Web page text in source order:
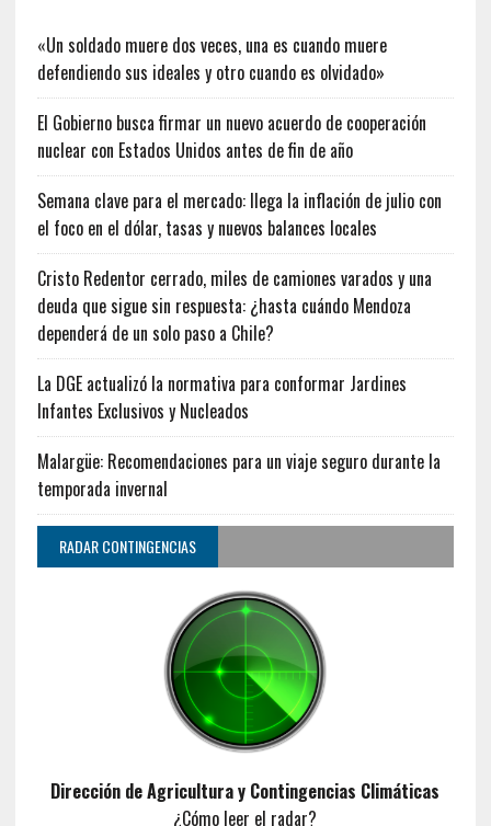
«Un soldado muere dos veces, una es cuando muere
defendiendo sus ideales y otro cuando es olvidado»
El Gobierno busca firmar un nuevo acuerdo de cooperación
nuclear con Estados Unidos antes de fin de año
Semana clave para el mercado: llega la inflación de julio con
el foco en el dólar, tasas y nuevos balances locales
Cristo Redentor cerrado, miles de camiones varados y una
deuda que sigue sin respuesta: ¿hasta cuándo Mendoza
dependerá de un solo paso a Chile?
La DGE actualizó la normativa para conformar Jardines
Infantes Exclusivos y Nucleados
Malargüe: Recomendaciones para un viaje seguro durante la
temporada invernal
RADAR CONTINGENCIAS
Dirección de Agricultura y Contingencias Climáticas
¿Cómo leer el radar?